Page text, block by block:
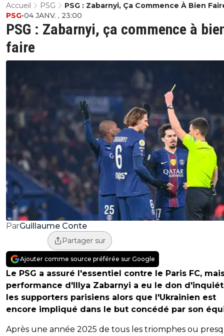
Accueil PSG PSG : Zabarnyi, Ça Commence À Bien
PSG : Zabarnyi, ça commence à
faire
PSG•04 JANV. , 23:00
ParGuillaume Conte
Partager sur
Ajouter comme source préférée sur Google
Le PSG a assuré l'essentiel contre le Paris FC,
performance d'Illya Zabarnyi a eu le don
les supporters parisiens alors que l'Ukrainien est
encore impliqué dans le but concédé par son
Après une année 2025 de tous les triomphes ou